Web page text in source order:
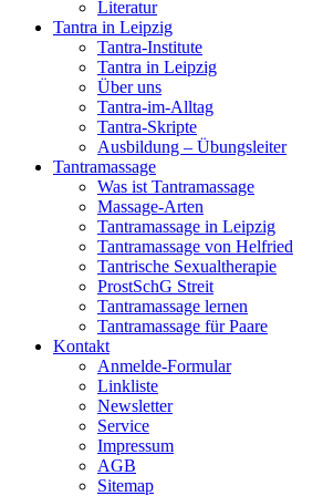
Literatur
Tantra in Leipzig
Tantra-Institute
Tantra in Leipzig
Über uns
Tantra-im-Alltag
Tantra-Skripte
Ausbildung – Übungsleiter
Tantramassage
Was ist Tantramassage
Massage-Arten
Tantramassage in Leipzig
Tantramassage von Helfried
Tantrische Sexualtherapie
ProstSchG Streit
Tantramassage lernen
Tantramassage für Paare
Kontakt
Anmelde-Formular
Linkliste
Newsletter
Service
Impressum
AGB
Sitemap